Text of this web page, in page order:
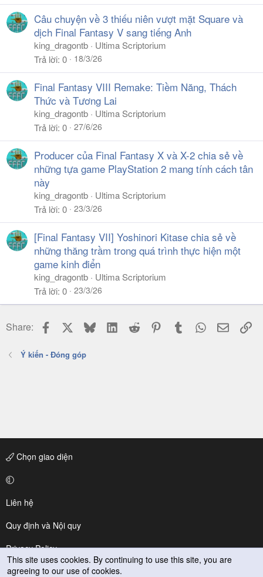
Câu chuyện về 3 thiếu niên vượt mặt Square và
dịch Final Fantasy V sang tiếng Anh
king_dragontb
Ultima Scriptorium
Trả lời 0 18/3/26
Final Fantasy VIII Remake: Tiềm Năng, Thách
Thức và Tương Lai
king_dragontb
Ultima Scriptorium
Trả lời 0 27/6/26
Producer của Final Fantasy X và X-2 chia sẻ về
những tựa game PlayStation 2 mang tính cách tân
này
king_dragontb
Ultima Scriptorium
Trả lời 0 23/3/26
[Final Fantasy VII] Yoshinori Kitase chia sẻ về
những thăng trầm trong quá trình thực hiện một
game kinh điển
king_dragontb
Ultima Scriptorium
Trả lời 0 23/3/26
Share: Facebook BlueskyLinkedIn
Reddit PinterestTumblr WhatsApp
Email
Ý kiến - Đóng góp
Chọn giao diện
Liên hệ
Quy định và Nội quy
Privacy Policy
Trợ giúp
This site uses cookies. By continuing to use this site, you are
agreeing to our use of cookies.